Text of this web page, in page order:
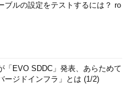
クションNTFS（TxF）」とは
プリで遊んでいたら、高機能
動ツールができちゃった
れ！ VHD／VHDXファイル
”する魔法の手順
Microsoft Defenderアプリは
向けではありません、
ブルの設定をテストするには？ ro
「EVO SDDC」発表、あらためて
ージドインフラ」とは (1/2)